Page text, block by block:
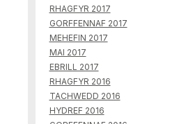
RHAGFYR 2017
GORFFENNAF 2017
MEHEFIN 2017
MAI 2017
EBRILL 2017
RHAGFYR 2016
TACHWEDD 2016
HYDREF 2016